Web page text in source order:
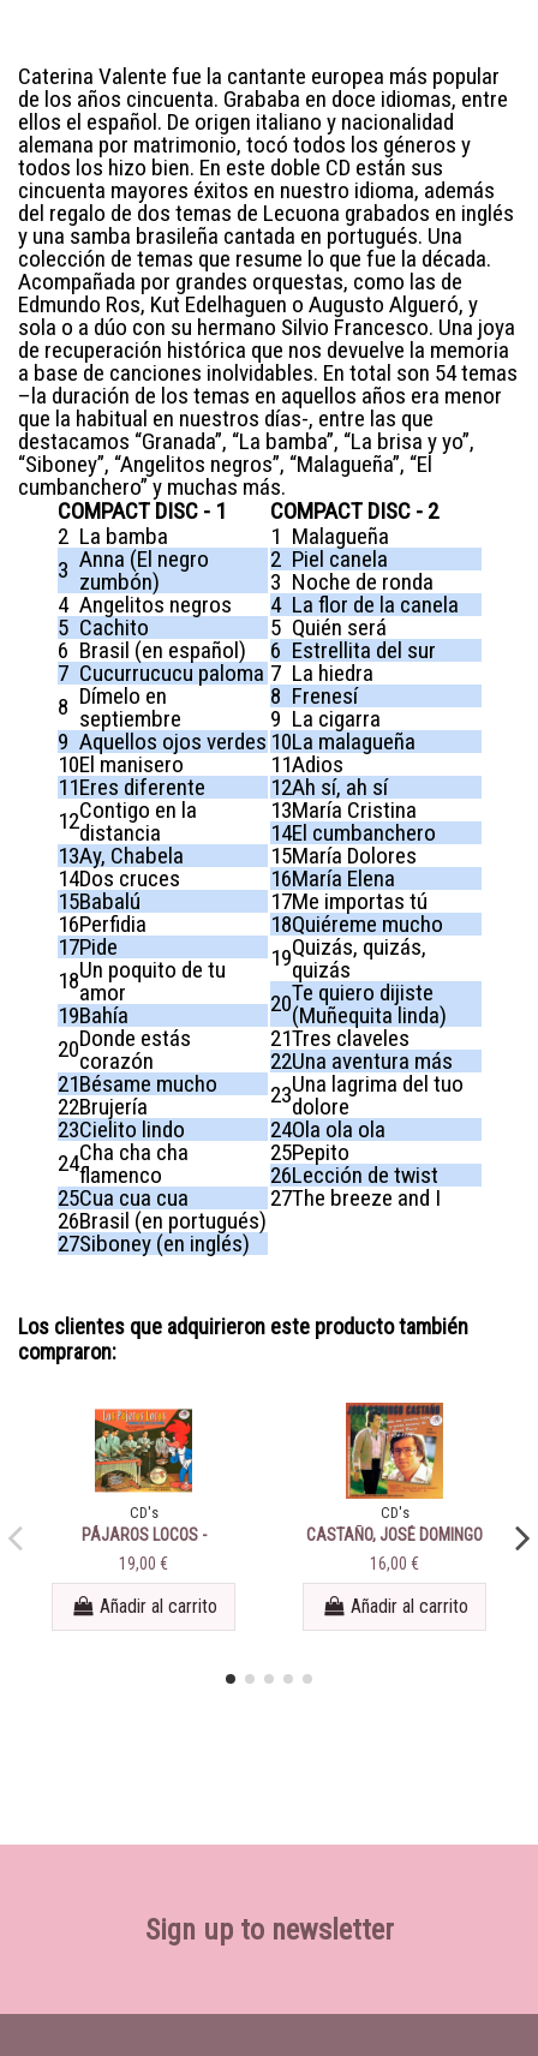
Caterina Valente fue la cantante europea más popular
de los años cincuenta. Grababa en doce idiomas, entre
ellos el español. De origen italiano y nacionalidad
alemana por matrimonio, tocó todos los géneros y
todos los hizo bien. En este doble CD están sus
cincuenta mayores éxitos en nuestro idioma, además
del regalo de dos temas de Lecuona grabados en inglés
y una samba brasileña cantada en portugués. Una
colección de temas que resume lo que fue la década.
Acompañada por grandes orquestas, como las de
Edmundo Ros, Kut Edelhaguen o Augusto Algueró, y
sola o a dúo con su hermano Silvio Francesco. Una joya
de recuperación histórica que nos devuelve la memoria
a base de canciones inolvidables. En total son 54 temas
–la duración de los temas en aquellos años era menor
que la habitual en nuestros días-, entre las que
destacamos “Granada”, “La bamba”, “La brisa y yo”,
“Siboney”, “Angelitos negros”, “Malagueña”, “El
cumbanchero” y muchas más.
COMPACT DISC - 1
COMPACT DISC - 2
2 La bamba
3 Anna (El negro
zumbón)
4 Angelitos negros
5 Cachito
6 Brasil (en español)
7 Cucurrucucu paloma
8 Dímelo en
septiembre
9 Aquellos ojos verdes
10El manisero
11Eres diferente
12Contigo en la
distancia
13Ay, Chabela
14Dos cruces
15Babalú
16Perfidia
17Pide
18Un poquito de tu
amor
19Bahía
20Donde estás
corazón
21Bésame mucho
22Brujería
23Cielito lindo
24Cha cha cha
flamenco
25Cua cua cua
26Brasil (en portugués)
27Siboney (en inglés)
1 Malagueña
2 Piel canela
3 Noche de ronda
4 La flor de la canela
5 Quién será
6 Estrellita del sur
7 La hiedra
8 Frenesí
9 La cigarra
10La malagueña
11Adios
12Ah sí, ah sí
13María Cristina
14El cumbanchero
15María Dolores
16María Elena
17Me importas tú
18Quiéreme mucho
19Quizás, quizás,
quizás
20Te quiero dijiste
(Muñequita linda)
21Tres claveles
22Una aventura más
23Una lagrima del tuo
dolore
24Ola ola ola
25Pepito
26Lección de twist
27The breeze and I
Los clientes que adquirieron este producto también
compraron:
CD's
PÁJAROS LOCOS -
PIONEROS DEL ROCK EN
ESPAÑA - TODAS SUS
GRABACIONES 1959-1967
19,00 €
Añadir al carrito
CD's
CASTAÑO, JOSÉ DOMINGO
16,00 €
Añadir al carrito
Sign up to newsletter